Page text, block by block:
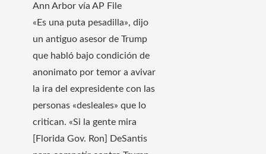
Ann Arbor vía AP File
«Es una puta pesadilla», dijo
un antiguo asesor de Trump
que habló bajo condición de
anonimato por temor a avivar
la ira del expresidente con las
personas «desleales» que lo
critican. «Si la gente mira
[Florida Gov. Ron] DeSantis